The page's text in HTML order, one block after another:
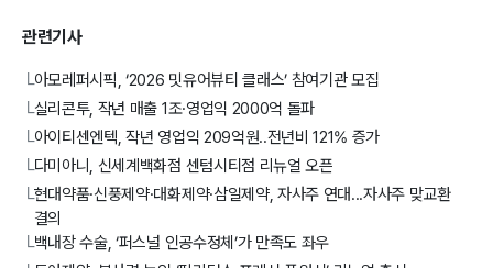
관련기사
└아모레퍼시픽, ‘2026 밋유어뷰티 클래스’ 참여기관 모집
└실리콘투, 작년 매출 1조·영업익 2000억 돌파
└아이티센엔텍, 작년 영업익 209억원..전년비 121% 증가
└다미아니, 신세계백화점 센텀시티점 리뉴얼 오픈
└현대약품·신풍제약·대화제약·삼일제약, 자사주 연대...자사주 맞교환
결의
└백내장 수술, ‘퍼스널 인공수정체’가 만족도 좌우